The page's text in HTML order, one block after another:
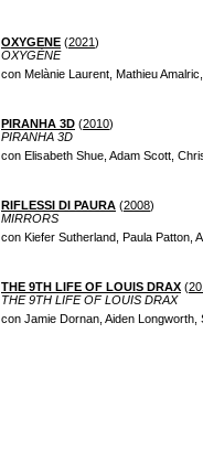
OXYGENE (2021)
OXYGÈNE
con Melànie Laurent, Mathieu
PIRANHA 3D (2010)
PIRANHA 3D
con Elisabeth Shue, Adam Scott,
RIFLESSI DI PAURA (2008)
MIRRORS
con Kiefer Sutherland, Paula Patton,
THE 9TH LIFE OF LOUIS DRAX (
THE 9TH LIFE OF LOUIS DRAX
con Jamie Dornan, Aiden Longworth,